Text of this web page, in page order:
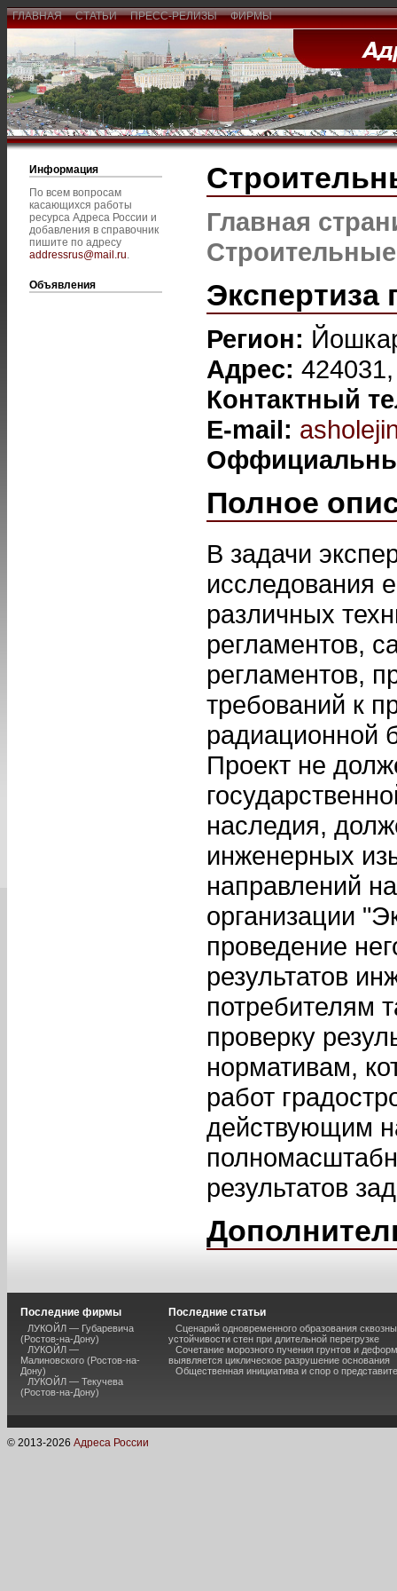
ГЛАВНАЯ СТАТЬИ ПРЕСС-РЕЛИЗЫ ФИРМЫ
Информация
По всем вопросам
касающихся работы
ресурса Адреса России и
добавления в справочник
пишите по адресу
addressrus@mail.ru.
Объявления
Главная
Строительные
Экспертиза
Регион:
Адрес:
Контактный
E-mail:
Полное
В задачи
исследования
различных
регламентов,
регламентов,
требований к
радиационной
Проект не
наследия,
инженерных
направлений
организации
проведение
результатов
потребителям
проверку
нормативам,
работ
действующим
результатов
Последние фирмы
ЛУКОЙЛ — Губаревича
(Ростов-на-Дону)
ЛУКОЙЛ —
Малиновского (Ростов-на-
Дону)
ЛУКОЙЛ — Текучева
(Ростов-на-Дону)
Последние статьи
Сценарий одновременного образования
устойчивости стен при длительной перегрузке
Сочетание морозного пучения грунтов и
выявляется циклическое разрушение основания
Общественная инициатива и спор о
© 2013-2026 Адреса России